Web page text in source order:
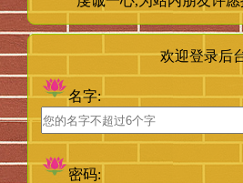
欢迎登录后
名字:
密码: